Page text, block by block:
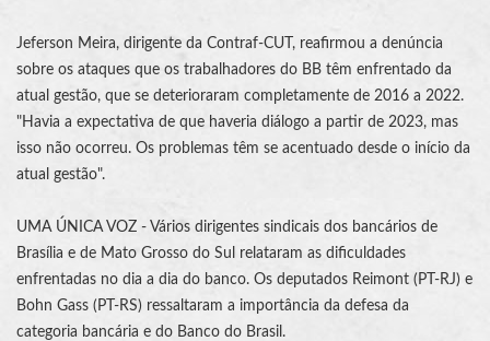
Jeferson Meira, dirigente da Contraf-CUT, reafirmou a denúncia
sobre os ataques que os trabalhadores do BB têm enfrentado da
atual gestão, que se deterioraram completamente de 2016 a 2022.
"Havia a expectativa de que haveria diálogo a partir de 2023, mas
isso não ocorreu. Os problemas têm se acentuado desde o início da
atual gestão".
UMA ÚNICA VOZ - Vários dirigentes sindicais dos bancários de
Brasília e de Mato Grosso do Sul relataram as dificuldades
enfrentadas no dia a dia do banco. Os deputados Reimont (PT-RJ) e
Bohn Gass (PT-RS) ressaltaram a importância da defesa da
categoria bancária e do Banco do Brasil.